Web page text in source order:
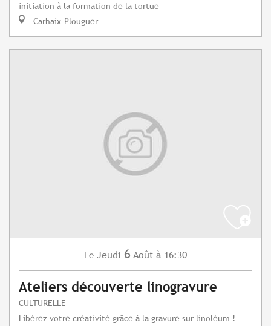
initiation à la formation de la tortue
Carhaix-Plouguer
Le Jeudi 6 Août à 16:30
Ateliers découverte linogravure
CULTURELLE
Libérez votre créativité grâce à la gravure sur linoléum !